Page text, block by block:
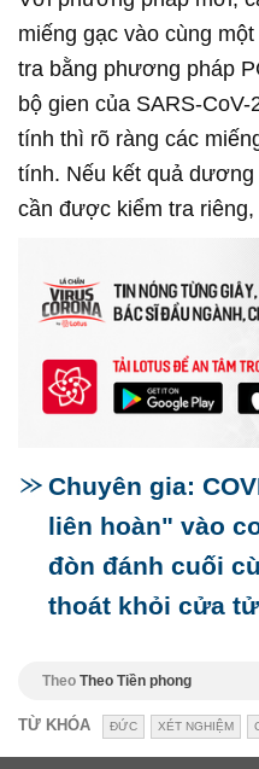
miếng gạc vào cùng
tra bằng phương pháp
bộ gien của SARS-
tính thì rõ ràng các
tính. Nếu kết quả
cần được kiểm tra
Chuyên gia:
liên hoàn" vào
đòn đánh cuối
thoát khỏi cửa tử
Theo Theo Tiền phong
TỪ KHÓA ĐỨC XÉT NGHIỆM